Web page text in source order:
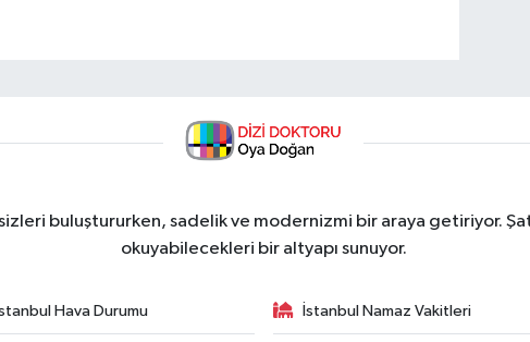
buluştururken, sadelik ve modernizmi bir araya getiriyor.
okuyabilecekleri bir altyapı sunuyor.
Hava Durumu İstanbul Namaz Vakitleri